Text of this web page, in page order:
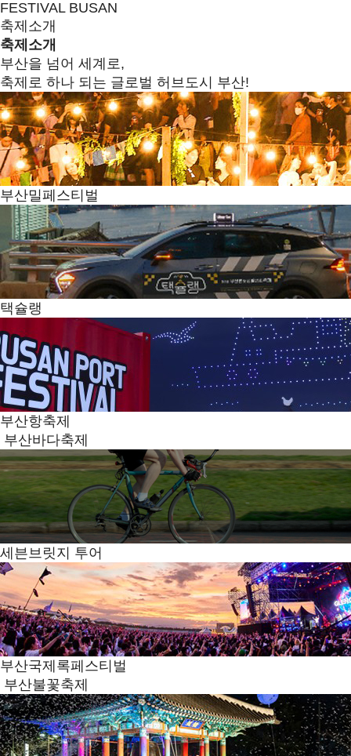
FESTIVAL BUSAN
축제소개
축제소개
부산을 넘어 세계로,
축제로 하나 되는 글로벌 허브도시 부산!
부산밀페스티벌
택슐랭
부산항축제
부산바다축제
세븐브릿지 투어
부산국제록페스티벌
부산불꽃축제